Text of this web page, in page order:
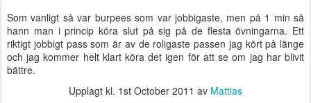
Som vanligt så var burpees som var jobbigaste, men på 1 min så
hann man i princip köra slut på sig på de flesta övningarna. Ett
riktigt jobbigt pass som är av de roligaste passen jag kört på länge
och jag kommer helt klart köra det igen för att se om jag har blivit
bättre.
Upplagt kl. 1st October 2011 av Mattias